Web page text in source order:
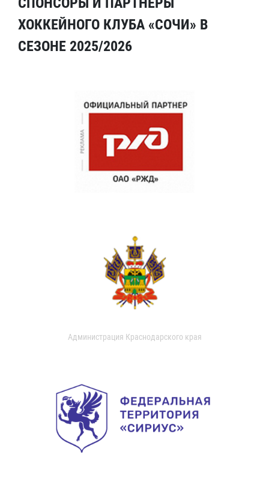
ХОККЕЙНОГО КЛУБА «СОЧИ» В
СЕЗОНЕ 2025/2026
Администрация Краснодарского края